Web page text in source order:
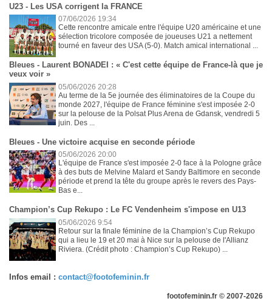
U23 - Les USA corrigent la FRANCE
07/06/2026 19:34
Cette rencontre amicale entre l'équipe U20 américaine et une
sélection tricolore composée de joueuses U21 a nettement
tourné en faveur des USA (5-0). Match amical international ...
Bleues - Laurent BONADEI : « C'est cette équipe de France-là que je
veux voir »
05/06/2026 20:28
Au terme de la 5e journée des éliminatoires de la Coupe du
monde 2027, l'équipe de France féminine s'est imposée 2-0
sur la pelouse de la Polsat Plus Arena de Gdansk, vendredi 5
juin. Des ...
Bleues - Une victoire acquise en seconde période
05/06/2026 20:00
L'équipe de France s'est imposée 2-0 face à la Pologne grâce
à des buts de Melvine Malard et Sandy Baltimore en seconde
période et prend la tête du groupe après le revers des Pays-
Bas e...
Champion’s Cup Rekupo : Le FC Vendenheim s'impose en U13
05/06/2026 9:54
Retour sur la finale féminine de la Champion’s Cup Rekupo
qui a lieu le 19 et 20 mai à Nice sur la pelouse de l'Allianz
Riviera. (Crédit photo : Champion’s Cup Rekupo) ...
Infos email : contact@footofeminin.fr
footofeminin.fr © 2007-2026